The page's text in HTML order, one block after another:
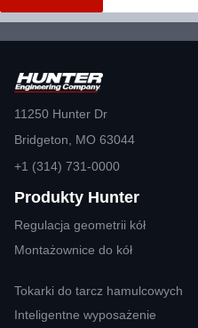
11250 Hunter Dr
Bridgeton, MO 63044
+1 (314) 731-0000
Produkty Hunter
Regulacja geometrii kół
Montażownice do kół
Tokarki do tarcz hamulcowych
Inteligentne wyposażenie